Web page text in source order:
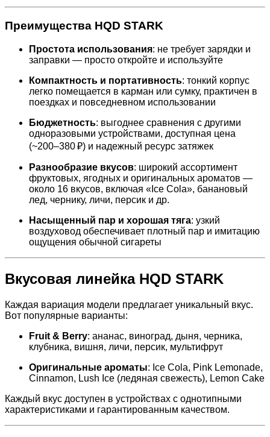
Преимущества HQD STARK
Простота использования: не требует зарядки и
заправки — просто откройте и используйте
Компактность и портативность: тонкий корпус
легко помещается в карман или сумку, практичен в
поездках и повседневном использовании
Бюджетность: выгоднее сравнения с другими
одноразовыми устройствами, доступная цена
(~200–380 ₽) и надежный ресурс затяжек
Разнообразие вкусов: широкий ассортимент
фруктовых, ягодных и оригинальных ароматов —
около 16 вкусов, включая «Ice Cola», банановый
лед, чернику, личи, персик и др.
Насыщенный пар и хорошая тяга: узкий
воздуховод обеспечивает плотный пар и имитацию
ощущения обычной сигареты
Вкусовая линейка HQD STARK
Каждая вариация модели предлагает уникальный вкус.
Вот популярные варианты:
Fruit & Berry: ананас, виноград, дыня, черника,
клубника, вишня, личи, персик, мультифрут
Оригинальные ароматы: Ice Cola, Pink Lemonade,
Cinnamon, Lush Ice (ледяная свежесть), Lemon Cake
Каждый вкус доступен в устройствах с однотипными
характеристиками и гарантированным качеством.